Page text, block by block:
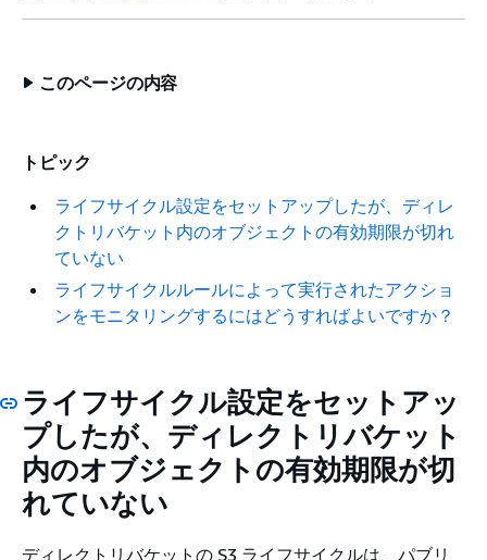
このページの内容
トピック
ライフサイクル設定をセットアップしたが、ディレ
クトリバケット内のオブジェクトの有効期限が切れ
ていない
ライフサイクルルールによって実行されたアクショ
ンをモニタリングするにはどうすればよいですか？
ライフサイクル設定をセットアッ
プしたが、ディレクトリバケット
内のオブジェクトの有効期限が切
れていない
ディレクトリバケットの S3 ライフサイクルは、パブリ